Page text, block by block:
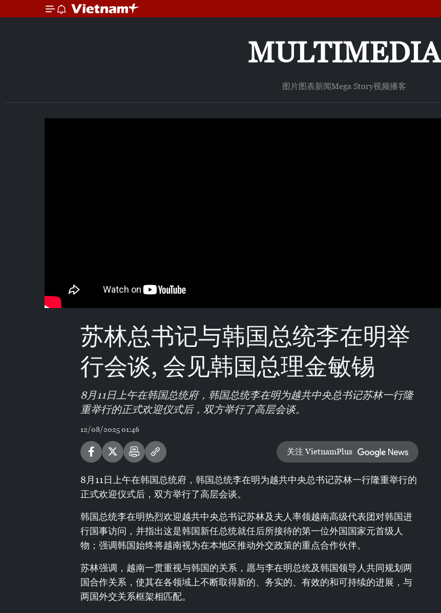
MULTIMEDIA
图片图表新闻Mega Story视频播客
苏林总书记与韩国总统李在明举
行会谈, 会见韩国总理金敏锡
8月11日上午在韩国总统府，韩国总统李在明为越共中央总书记苏林一行隆
重举行的正式欢迎仪式后，双方举行了高层会谈。
12/08/2025 01:46
关注 VietnamPlus
8月11日上午在韩国总统府，韩国总统李在明为越共中央总书记苏林一行隆重举行的
正式欢迎仪式后，双方举行了高层会谈。
韩国总统李在明热烈欢迎越共中央总书记苏林及夫人率领越南高级代表团对韩国进
行国事访问，并指出这是韩国新任总统就任后所接待的第一位外国国家元首级人
物；强调韩国始终将越南视为在本地区推动外交政策的重点合作伙伴。
苏林强调，越南一贯重视与韩国的关系，愿与李在明总统及韩国领导人共同规划两
国合作关系，使其在各领域上不断取得新的、务实的、有效的和可持续的进展，与
两国外交关系框架相匹配。